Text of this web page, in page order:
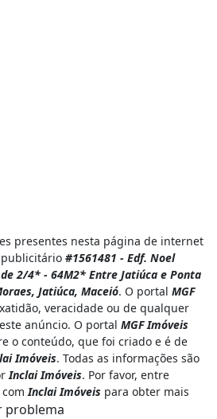
presentes nesta página de internet
#1561481 - Edf. Noel
2/4* - 64M2* Entre Jatiúca e Ponta
Jatiúca, Maceió. O portal MGF
veracidade ou de qualquer
anúncio. O portal MGF Imóveis
o conteúdo, que foi criado e é de
Imóveis. Todas as informações são
Inclai Imóveis. Por favor, entre
comInclai Imóveis para obter mais
problema